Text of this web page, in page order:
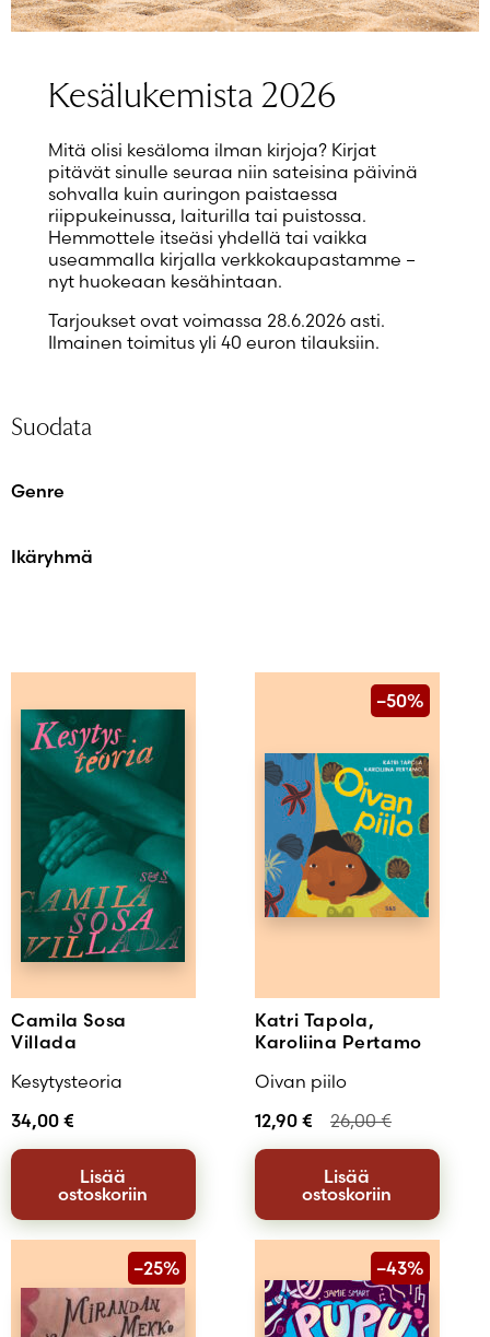
Salasana unohtunut?
Kesälukemista 2026
Mitä olisi kesäloma ilman kirjoja? Kirjat
pitävät sinulle seuraa niin sateisina päivinä
sohvalla kuin auringon paistaessa
riippukeinussa, laiturilla tai puistossa.
Hemmottele itseäsi yhdellä tai vaikka
useammalla kirjalla verkkokaupastamme –
nyt huokeaan kesähintaan.
Tarjoukset ovat voimassa 28.6.2026 asti.
Ilmainen toimitus yli 40 euron tilauksiin.
Suodata
Genre
Ikäryhmä
Camila Sosa
Villada
Kesytysteoria
34,00 €
Lisää
ostoskoriin
–50%
Katri Tapola,
Karoliina Pertamo
Oivan piilo
12,90 € 26,00€
Lisää
ostoskoriin
–25% –43%